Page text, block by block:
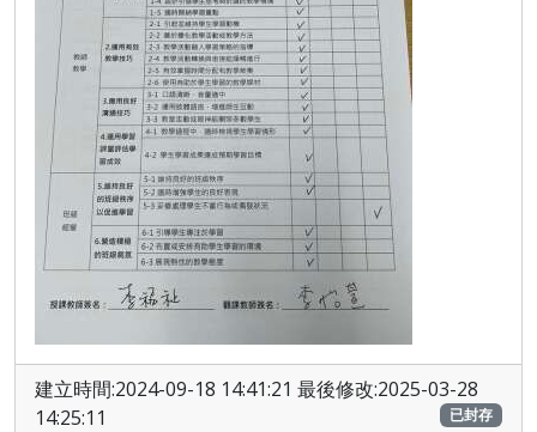
建立時間:2024-09-18 14:41:21 最後修改:2025-03-28
14:25:11
已封存